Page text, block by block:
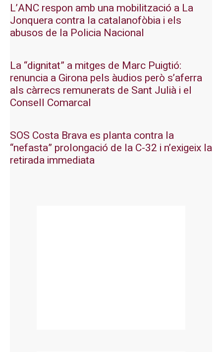
L’ANC respon amb una mobilització a La
Jonquera contra la catalanofòbia i els
abusos de la Policia Nacional
La “dignitat” a mitges de Marc Puigtió:
renuncia a Girona pels àudios però s’aferra
als càrrecs remunerats de Sant Julià i el
Consell Comarcal
SOS Costa Brava es planta contra la
“nefasta” prolongació de la C-32 i n’exigeix la
retirada immediata